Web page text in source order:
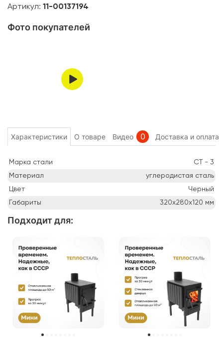
Артикул: 11-00137194
Фото покупателей
Характеристики О товаре Видео 0 Доставка и оплата
Марка стали
СТ - 3
Материал
углеродистая сталь
Цвет
Черный
Габариты
320х280х120 мм
Подходит для: